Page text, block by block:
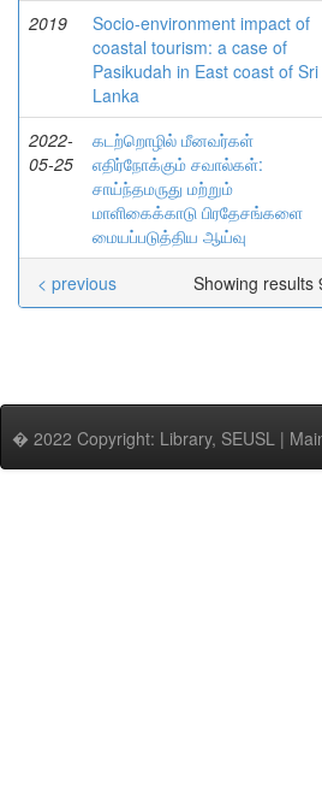
2019
Socio-environment impact of
coastal tourism: a case of
Pasikudah in East coast of Sri
Lanka
2022-
05-25
கடற்றொழில் மீனவர்கள்
எதிர்நோக்கும் சவால்கள்:
சாய்ந்தமருது மற்றும்
மாளிகைக்காடு பிரதேசங்களை
மையப்படுத்திய ஆய்வு
Showing results
< previous
� 2022 Copyright: Library, SEUSL |